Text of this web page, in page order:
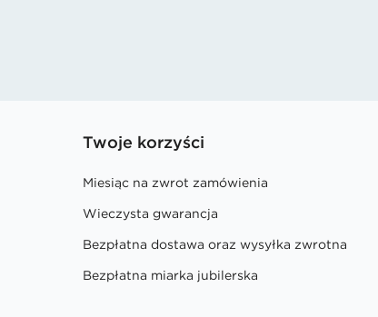
Twoje korzyści
Miesiąc na zwrot zamówienia
Wieczysta gwarancja
Bezpłatna dostawa oraz wysyłka zwrotna
Bezpłatna miarka jubilerska